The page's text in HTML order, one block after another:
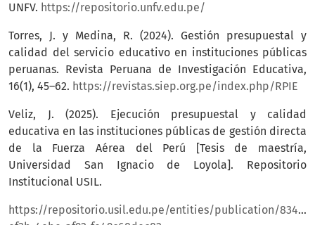
UNFV. https://repositorio.unfv.edu.pe/
Torres, J. y Medina, R. (2024). Gestión presupuestal y
calidad del servicio educativo en instituciones públicas
peruanas. Revista Peruana de Investigación Educativa,
16(1), 45–62. https://revistas.siep.org.pe/index.php/RPIE
Veliz, J. (2025). Ejecución presupuestal y calidad
educativa en las instituciones públicas de gestión directa
de la Fuerza Aérea del Perú [Tesis de maestría,
Universidad San Ignacio de Loyola]. Repositorio
Institucional USIL.
https://repositorio.usil.edu.pe/entities/publication/